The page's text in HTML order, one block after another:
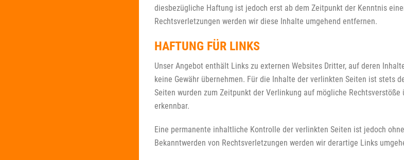
diesbezügliche Haftung ist jedoch erst ab dem Zeitpunkt der Kenntnis
Rechtsverletzungen werden wir diese Inhalte umgehend entfernen.
HAFTUNG FÜR LINKS
Unser Angebot enthält Links zu externen Websites Dritter, auf deren
keine Gewähr übernehmen. Für die Inhalte der verlinkten Seiten ist stets
Seiten wurden zum Zeitpunkt der Verlinkung auf mögliche
erkennbar.
Eine permanente inhaltliche Kontrolle der verlinkten Seiten ist jedoch
Bekanntwerden von Rechtsverletzungen werden wir derartige Links